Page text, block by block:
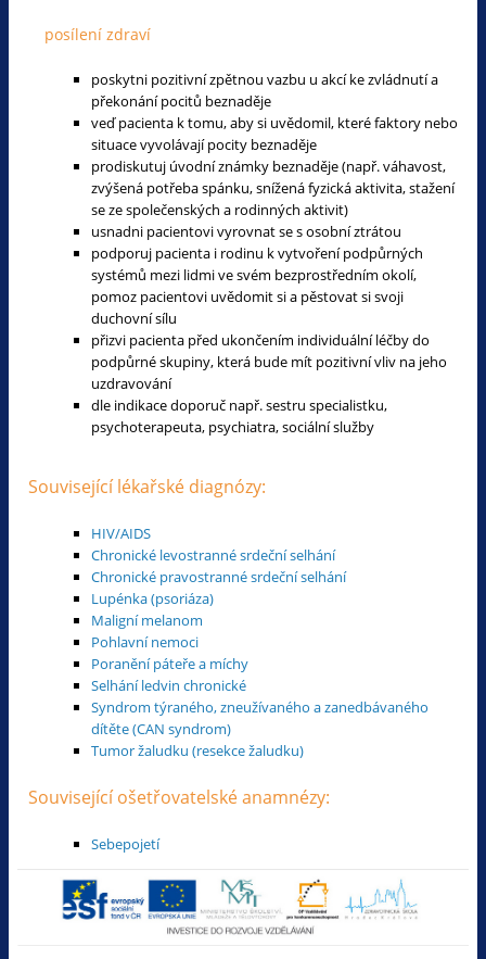
posílení zdraví
poskytni pozitivní zpětnou vazbu u akcí ke zvládnutí a
překonání pocitů beznaděje
veď pacienta k tomu, aby si uvědomil, které faktory nebo
situace vyvolávají pocity beznaděje
prodiskutuj úvodní známky beznaděje (např. váhavost,
zvýšená potřeba spánku, snížená fyzická aktivita, stažení
se ze společenských a rodinných aktivit)
usnadni pacientovi vyrovnat se s osobní ztrátou
podporuj pacienta i rodinu k vytvoření podpůrných
systémů mezi lidmi ve svém bezprostředním okolí,
pomoz pacientovi uvědomit si a pěstovat si svoji
duchovní sílu
přizvi pacienta před ukončením individuální léčby do
podpůrné skupiny, která bude mít pozitivní vliv na jeho
uzdravování
dle indikace doporuč např. sestru specialistku,
psychoterapeuta, psychiatra, sociální služby
Související lékařské diagnózy:
HIV/AIDS
Chronické levostranné srdeční selhání
Chronické pravostranné srdeční selhání
Lupénka (psoriáza)
Maligní melanom
Pohlavní nemoci
Poranění páteře a míchy
Selhání ledvin chronické
Syndrom týraného, zneužívaného a zanedbávaného
dítěte (CAN syndrom)
Tumor žaludku (resekce žaludku)
Související ošetřovatelské anamnézy:
Sebepojetí